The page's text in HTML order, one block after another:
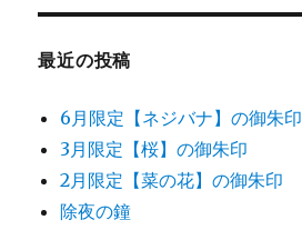
象:
最近の投稿
6月限定【ネジバナ】の御朱印
3月限定【桜】の御朱印
2月限定【菜の花】の御朱印
除夜の鐘